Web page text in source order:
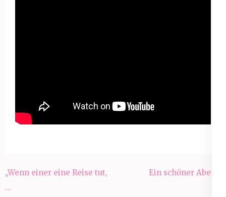
Beitragsnavigation
„Wenn einer eine Reise tut,
…
Ein schöner Abend